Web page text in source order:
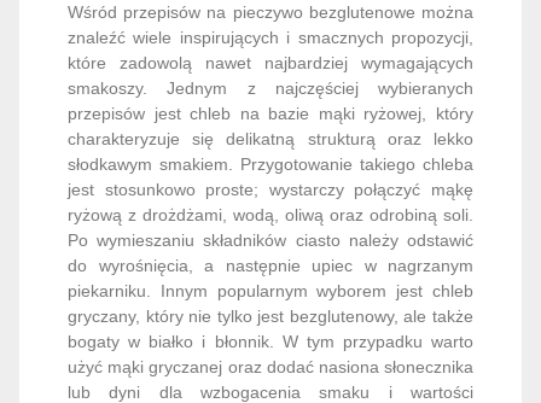
Wśród przepisów na pieczywo bezglutenowe można
znaleźć wiele inspirujących i smacznych propozycji,
które zadowolą nawet najbardziej wymagających
smakoszy. Jednym z najczęściej wybieranych
przepisów jest chleb na bazie mąki ryżowej, który
charakteryzuje się delikatną strukturą oraz lekko
słodkawym smakiem. Przygotowanie takiego chleba
jest stosunkowo proste; wystarczy połączyć mąkę
ryżową z drożdżami, wodą, oliwą oraz odrobiną soli.
Po wymieszaniu składników ciasto należy odstawić
do wyrośnięcia, a następnie upiec w nagrzanym
piekarniku. Innym popularnym wyborem jest chleb
gryczany, który nie tylko jest bezglutenowy, ale także
bogaty w białko i błonnik. W tym przypadku warto
użyć mąki gryczanej oraz dodać nasiona słonecznika
lub dyni dla wzbogacenia smaku i wartości